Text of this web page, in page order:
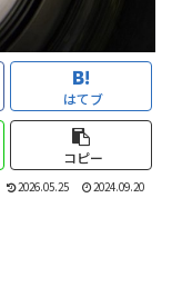
はてブ
コピー
2026.05.25 2024.09.20